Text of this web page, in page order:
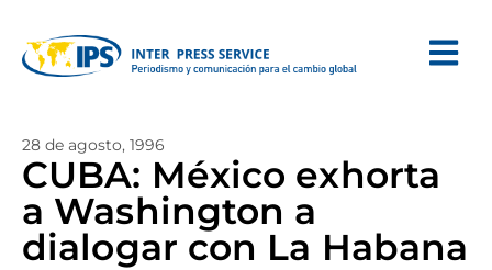
28 de agosto, 1996
CUBA: México exhorta
a Washington a
dialogar con La Habana